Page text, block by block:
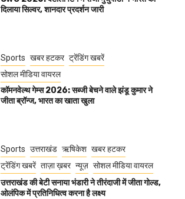
दिलाया सिल्वर, शानदार प्रदर्शन जारी
Sports खबर हटकर ट्रेंडिंग खबरें
सोशल मीडिया वायरल
कॉमनवेल्थ गेम्स 2026: सब्जी बेचने वाले झंडू कुमार ने
जीता ब्रॉन्ज, भारत का खाता खुला
Sports उत्तराखंड ऋषिकेश खबर हटकर
ट्रेंडिंग खबरें ताज़ा ख़बर न्यूज़ सोशल मीडिया वायरल
उत्तराखंड की बेटी सनाया भंडारी ने तीरंदाजी में जीता गोल्ड,
ओलंपिक में प्रतिनिधित्व करना है लक्ष्य